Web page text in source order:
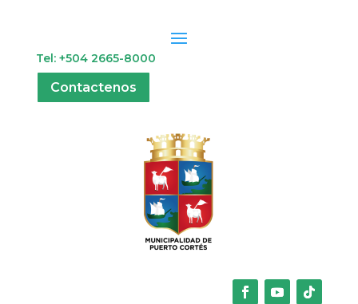
Tel: +504 2665-8000
Contactenos